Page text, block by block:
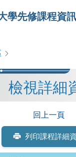
學先修課程資
檢視詳細
回上一頁
列印課程詳細